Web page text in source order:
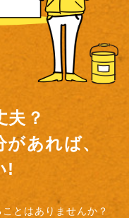
夫？
あれば、
!
とはありませんか？